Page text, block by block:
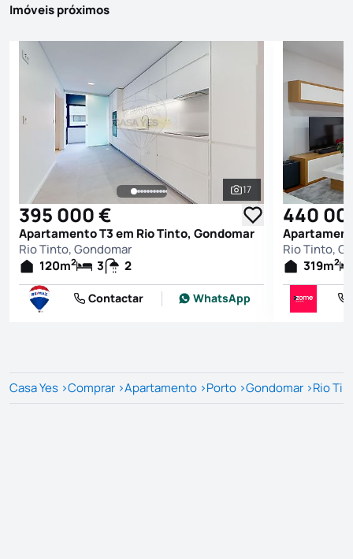
Imóveis próximos
Ver todas as
17
395 000 €
Apartamento T3 em Rio Tinto, Gondomar
Rio Tinto, Gondomar
120m2 3 2
Contactar WhatsApp
440
Rio Tinto,
319m2
Casa Yes >Comprar >Apartamento >Porto >Gondomar >Rio